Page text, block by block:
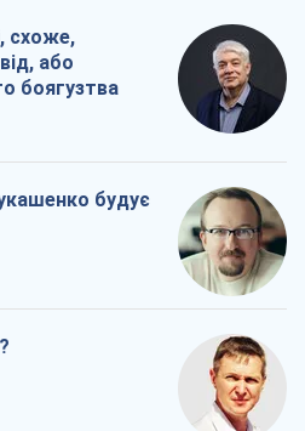
схоже,
або
боягузтва
будує